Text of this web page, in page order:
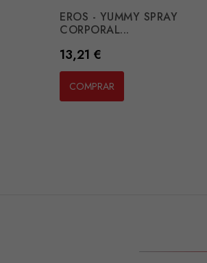
EROS - YUMMY SPRAY
CORPORAL...
Preço
13,21 €
COMPRAR